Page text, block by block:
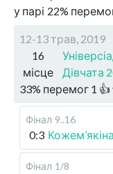
у парі 22%
12-13 трав, 2019
16
місце
Дівчата
33% перемог 1 👍
Фінал 9..16
0:3
Фінал 1/8